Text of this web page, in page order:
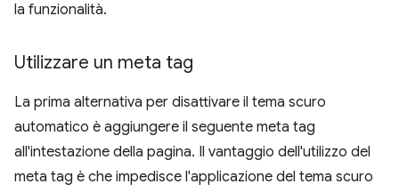
la funzionalità.
Utilizzare un meta tag
La prima alternativa per disattivare il tema scuro
automatico è aggiungere il seguente meta tag
all'intestazione della pagina. Il vantaggio dell'utilizzo del
meta tag è che impedisce l'applicazione del tema scuro